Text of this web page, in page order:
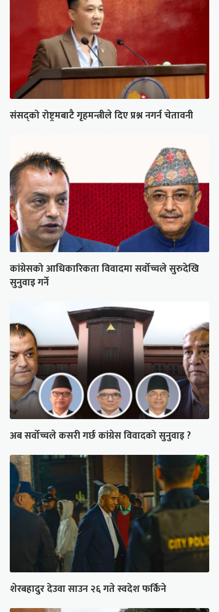
संसद्को रोष्ट्रमबाटै गृहमन्त्रीले दिए प्रश्न नगर्न चेतावनी
कांग्रेसको आधिकारिकता विवादमा सर्वोच्चले सुरुदेखि
सुनुवाइ गर्ने
अब सर्वोच्चले कसरी गर्छ कांग्रेस विवादको सुनुवाइ ?
शेरबहादुर देउवा साउन २६ गते स्वदेश फर्किने